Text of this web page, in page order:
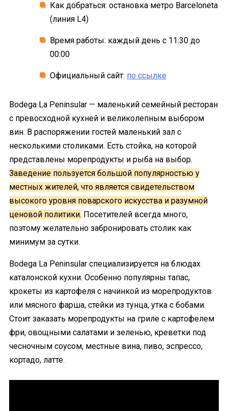
Как добраться: остановка метро Barceloneta
(линия L4)
Время работы: каждый день с 11:30 до
00:00
Официальный сайт: по ссылке
Bodega La Peninsular — маленький семейный ресторан
с превосходной кухней и великолепным выбором
вин. В распоряжении гостей маленький зал с
несколькими столиками. Есть стойка, на которой
представлены морепродукты и рыба на выбор.
Заведение пользуется большой популярностью у
местных жителей, что является свидетельством
высокого уровня поварского искусства и разумной
ценовой политики. Посетителей всегда много,
поэтому желательно забронировать столик как
минимум за сутки.
Bodega La Peninsular специализируется на блюдах
каталонской кухни. Особенно популярны тапас,
крокеты из картофеля с начинкой из морепродуктов
или мясного фарша, стейки из тунца, утка с бобами.
Стоит заказать морепродукты на гриле с картофелем
фри, овощными салатами и зеленью, креветки под
чесночным соусом, местные вина, пиво, эспрессо,
кортадо, латте.